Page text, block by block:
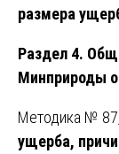
размера
Раздел 4.
Минприроды
Методика №
ущерба,